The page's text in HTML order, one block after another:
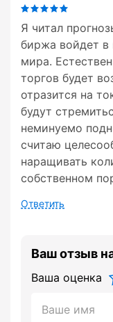
Я читал
биржа войдет в
мира.
торгов будет
отразится на
будут
неминуемо
считаю
наращивать
собственном
Ответить
Ваш отзыв
Ваша оценка